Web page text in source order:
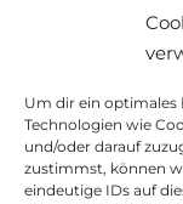
Um dir ein optimales
Technologien wie
und/oder darauf
zustimmst, können
eindeutige IDs auf